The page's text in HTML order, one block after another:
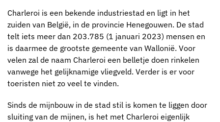
Charleroi is een bekende industriestad en ligt in het
zuiden van België, in de provincie Henegouwen. De stad
telt iets meer dan 203.785 (1 januari 2023) mensen en
is daarmee de grootste gemeente van Wallonië. Voor
velen zal de naam Charleroi een belletje doen rinkelen
vanwege het gelijknamige vliegveld. Verder is er voor
toeristen niet zo veel te vinden.
Sinds de mijnbouw in de stad stil is komen te liggen door
sluiting van de mijnen, is het met Charleroi eigenlijk